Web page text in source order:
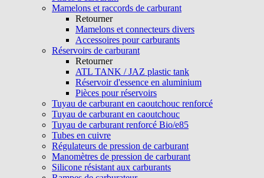
Mamelons et raccords de carburant
Retourner
Mamelons et connecteurs divers
Accessoires pour carburants
Réservoirs de carburant
Retourner
ATL TANK / JAZ plastic tank
Réservoir d'essence en aluminium
Pièces pour réservoirs
Tuyau de carburant en caoutchouc renforcé
Tuyau de carburant en caoutchouc
Tuyau de carburant renforcé Bio/e85
Tubes en cuivre
Régulateurs de pression de carburant
Manomètres de pression de carburant
Silicone résistant aux carburants